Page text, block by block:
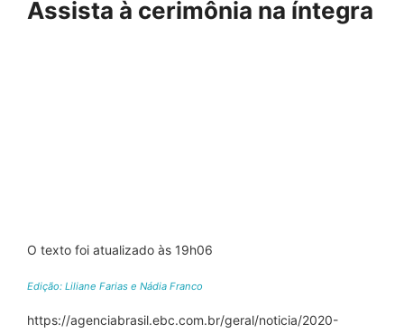
Assista à cerimônia na íntegra
O texto foi atualizado às 19h06
Edição: Liliane Farias e Nádia Franco
https://agenciabrasil.ebc.com.br/geral/noticia/2020-